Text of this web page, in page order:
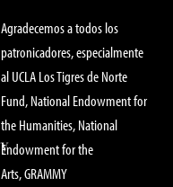
Agradecemos a todos los
patronicadores, especialmente
al UCLA Los Tigres de Norte
Fund, National Endowment for
the Humanities, National
Endowment for the
Arts, GRAMMY